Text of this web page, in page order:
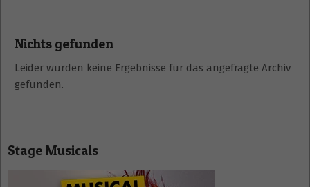
Nichts gefunden
Leider wurden keine Ergebnisse für das angefragte Archiv
gefunden.
Stage Musicals